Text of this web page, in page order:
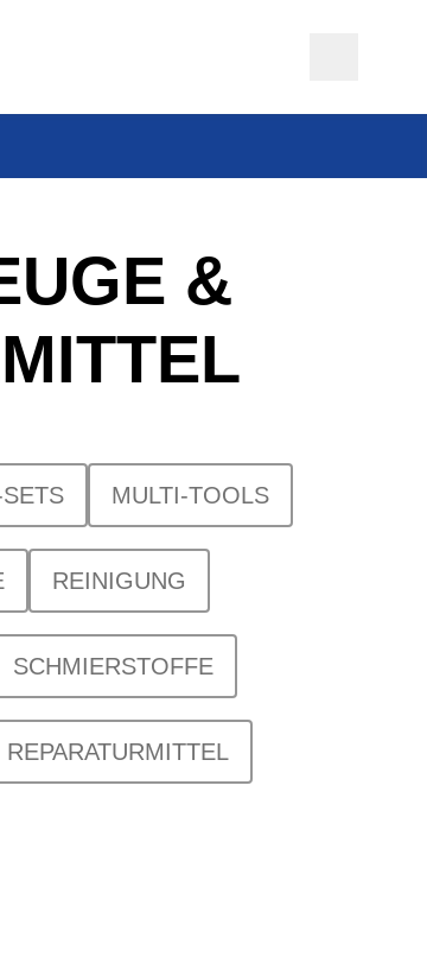
&
MULTI-TOOLS
REINIGUNG
SCHMIERSTOFFE
REPARATURMITTEL